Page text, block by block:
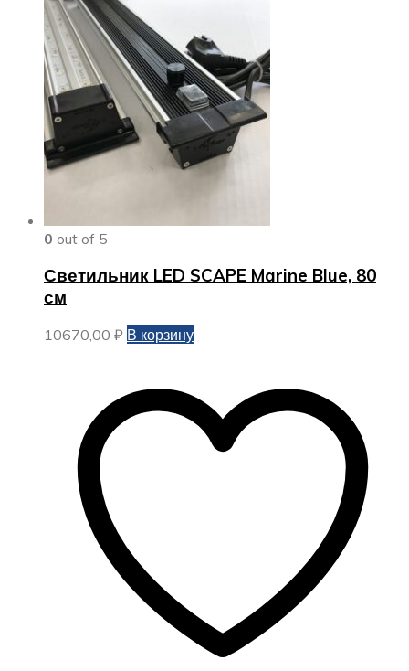
0 out of 5
Светильник LED SCAPE Marine Blue, 80
см
10670,00 ₽ В корзину